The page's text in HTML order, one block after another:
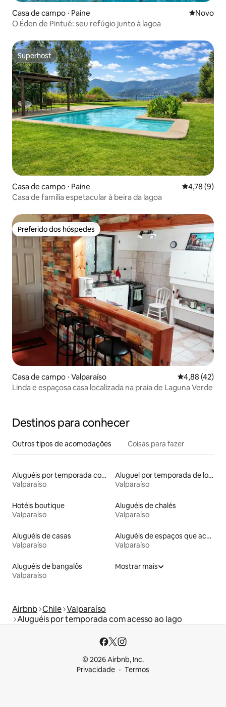
Casa de campo ⋅ Paine Novo
Novo
O Éden de Pintué: seu refúgio junto à lagoa
Superhost
Superhost
Casa de campo ⋅ Paine 4,78 de
4,78 (9)
Casa de família espetacular à beira da lagoa
Preferido dos hóspedes
Preferido dos hóspedes
Casa de campo ⋅ Valparaíso 4,88 de uma
4,88 (42)
Linda e espaçosa casa localizada na praia de Laguna Verde
Destinos para conhecer
Outros tipos de acomodações Coisas para fazer
Aluguéis por temporada com cama de altura acessível
Valparaíso
Aluguel por temporada de lofts
Valparaíso
Hotéis boutique
Valparaíso
Aluguéis de chalés
Valparaíso
Aluguéis de casas
Valparaíso
Aluguéis de espaços que aceitam animais de estimação
Valparaíso
Aluguéis de bangalôs
Valparaíso
Mostrar mais
Airbnb Chile Valparaíso
Aluguéis por temporada com acesso ao lago
© 2026 Airbnb, Inc.
Privacidade
Termos